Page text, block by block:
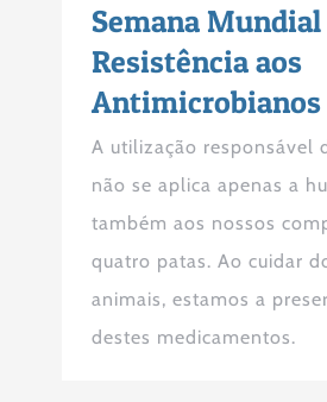
Semana Mundial
Resistência aos
Antimicrobianos
A utilização responsável
não se aplica apenas a
também aos nossos
quatro patas. Ao cuidar
animais, estamos a
destes medicamentos.